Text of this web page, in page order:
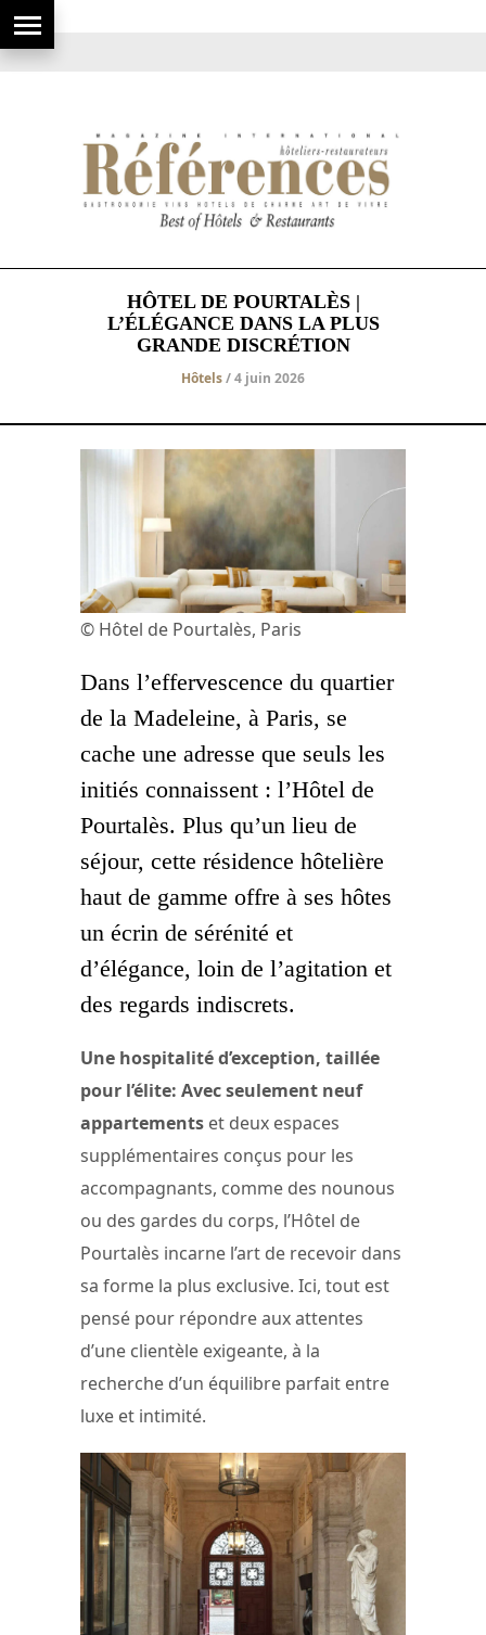
HÔTEL DE POURTALÈS |
L’ÉLÉGANCE DANS LA PLUS
GRANDE DISCRÉTION
Hôtels/ 4 juin 2026
© Hôtel de Pourtalès, Paris
Dans l’effervescence du quartier
de la Madeleine, à Paris, se
cache une adresse que seuls les
initiés connaissent : l’Hôtel de
Pourtalès. Plus qu’un lieu de
séjour, cette résidence hôtelière
haut de gamme offre à ses hôtes
un écrin de sérénité et
d’élégance, loin de l’agitation et
des regards indiscrets.
Une hospitalité d’exception, taillée
pour l’élite: Avec seulement neuf
appartements et deux espaces
supplémentaires conçus pour les
accompagnants, comme des nounous
ou des gardes du corps, l’Hôtel de
Pourtalès incarne l’art de recevoir dans
sa forme la plus exclusive. Ici, tout est
pensé pour répondre aux attentes
d’une clientèle exigeante, à la
recherche d’un équilibre parfait entre
luxe et intimité.